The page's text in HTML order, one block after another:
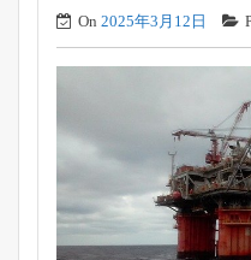
On 2025年3月12日